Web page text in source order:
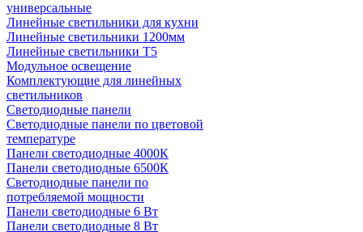
универсальные
Линейные светильники для кухни
Линейные светильники 1200мм
Линейные светильники Т5
Модульное освещение
Комплектующие для линейных
светильников
Светодиодные панели
Светодиодные панели по цветовой
температуре
Панели светодиодные 4000К
Панели светодиодные 6500К
Светодиодные панели по
потребляемой мощности
Панели светодиодные 6 Вт
Панели светодиодные 8 Вт